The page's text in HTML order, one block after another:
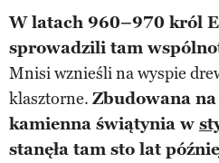
W latach 960–970 król
sprowadzili tam
Mnisi wznieśli na wyspie
klasztorne. Zbudowana
kamienna świątynia w
stanęła tam sto lat